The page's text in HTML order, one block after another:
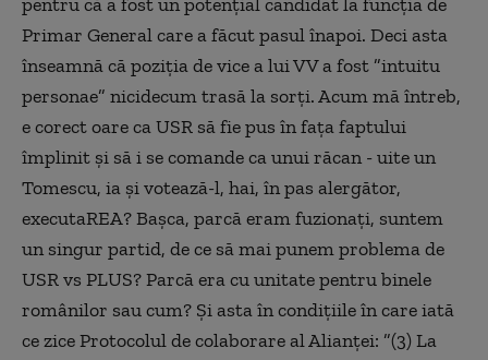
Primar General care a făcut pasul înapoi. Deci asta
înseamnă că poziția de vice a lui VV a fost ”intuitu
personae” nicidecum trasă la sorți. Acum mă întreb,
e corect oare ca USR să fie pus în fața faptului
împlinit și să i se comande ca unui răcan - uite un
Tomescu, ia și votează-l, hai, în pas alergător,
executaREA? Bașca, parcă eram fuzionați, suntem
un singur partid, de ce să mai punem problema de
USR vs PLUS? Parcă era cu unitate pentru binele
românilor sau cum? Și asta în condițiile în care iată
ce zice Protocolul de colaborare al Alianței: ”(3) La